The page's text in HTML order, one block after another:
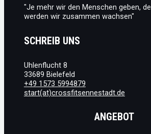
"Je mehr wir den Menschen geben,
werden wir zusammen wachsen"
SCHREIB UNS
Uhlenflucht 8
33689 Bielefeld
+49 1573 5994879
start(at)crossfitsennestadt.de
ANGEBOT